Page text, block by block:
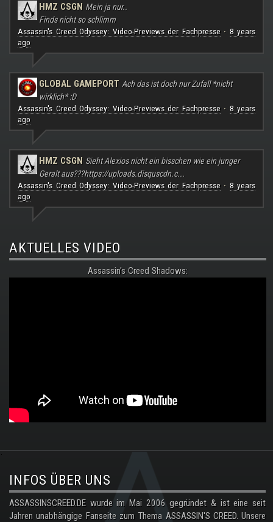
HMZ CSGN Mein ja nur..
Finds nicht so schlimm
Assassin's Creed Odyssey: Video-Previews der Fachpresse· 8 years
ago
GLOBAL GAMEPORT Ach das ist doch nur Zufall *nicht
wirklich* :D
Assassin's Creed Odyssey: Video-Previews der Fachpresse· 8 years
ago
HMZ CSGN Sieht Alexios nicht ein bisschen wie ein junger
Geralt aus???https://uploads.disquscdn.c...
Assassin's Creed Odyssey: Video-Previews der Fachpresse· 8 years
ago
AKTUELLES VIDEO
Assassin's Creed Shadows:
.
INFOS ÜBER UNS
ASSASSINSCREED.DE wurde im Mai 2006 gegründet & ist eine seit
Jahren unabhängige Fanseite zum Thema ASSASSIN'S CREED. Unsere